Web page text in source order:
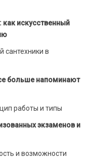
как искусственный
сантехники в
больше напоминают
работы и типы
экзаменов и
и возможности